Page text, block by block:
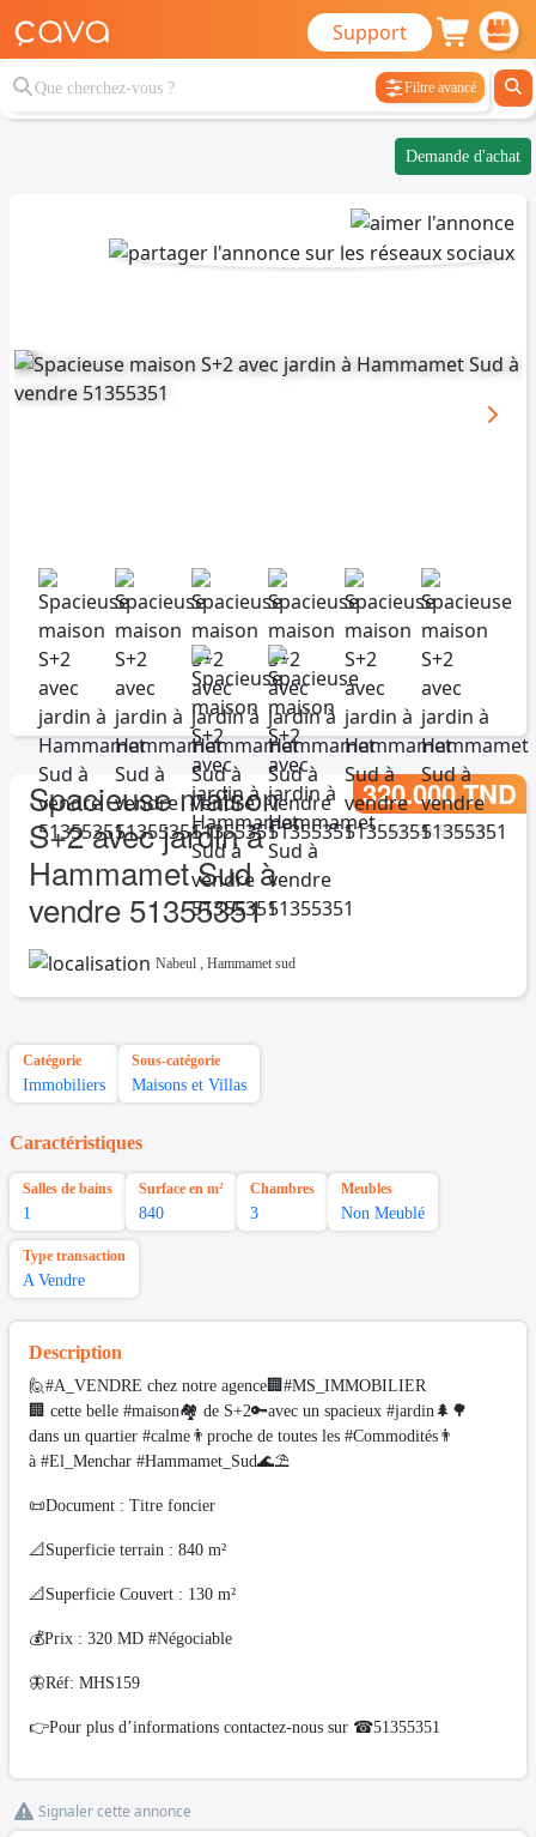
Support
Filtre avancé
Demande d'achat
Spacieuse maison
S+2 avec jardin à
Hammamet Sud à
vendre 51355351
320.000 TND
1/17/26, 9:06 AM
Nabeul , Hammamet sud
Catégorie
Immobiliers
Sous-catégorie
Maisons et Villas
Caractéristiques
Salles de bains
1
Surface en m²
840
Chambres
3
Meubles
Non Meublé
Type transaction
A Vendre
Description
🙋#A_VENDRE chez notre agence🏢#MS_IMMOBILIER
🏢 cette belle #maison🏘 de S+2🔑avec un spacieux #jardin🌲🌳
dans un quartier #calme👨proche de toutes les #Commodités👨
à #El_Menchar #Hammamet_Sud🌊⛱️
📜Document : Titre foncier
📐Superficie terrain : 840 m²
📐Superficie Couvert : 130 m²
💰Prix : 320 MD #Négociable
🦋Réf: MHS159
👉Pour plus d’informations contactez-nous sur ☎51355351
Signaler cette annonce